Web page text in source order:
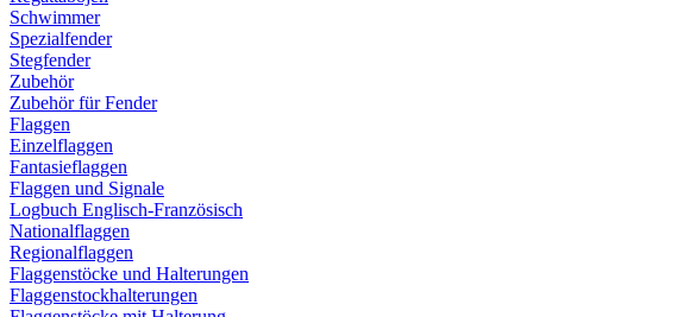
Schwimmer
Spezialfender
Stegfender
Zubehör
Zubehör für Fender
Flaggen
Einzelflaggen
Fantasieflaggen
Flaggen und Signale
Logbuch Englisch-Französisch
Nationalflaggen
Regionalflaggen
Flaggenstöcke und Halterungen
Flaggenstockhalterungen